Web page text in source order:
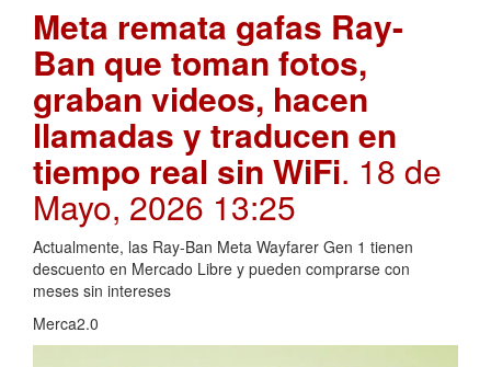
Meta remata gafas Ray-
Ban que toman fotos,
graban videos, hacen
llamadas y traducen en
tiempo real sin WiFi. 18 de
Mayo, 2026 13:25
Actualmente, las Ray-Ban Meta Wayfarer Gen 1 tienen
descuento en Mercado Libre y pueden comprarse con
meses sin intereses
Merca2.0